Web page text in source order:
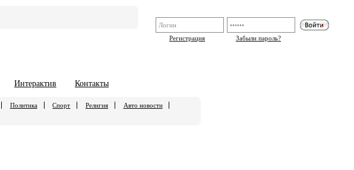
Регистрация
Забыли пароль?
Интерактив Контакты
Политика Спорт Религия
Авто новости